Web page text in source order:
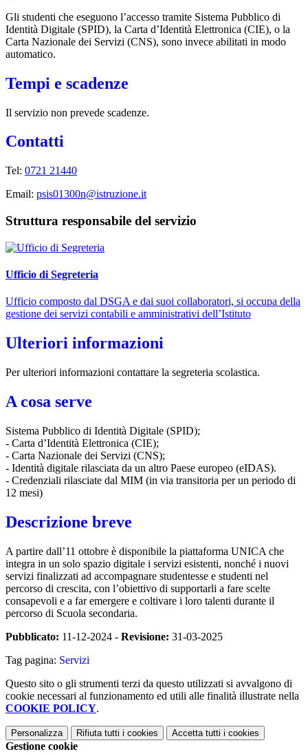
Gli studenti che eseguono l’accesso tramite Sistema Pubblico di
Identità Digitale (SPID), la Carta d’Identità Elettronica (CIE), o la
Carta Nazionale dei Servizi (CNS), sono invece abilitati in modo
automatico.
Tempi e scadenze
Il servizio non prevede scadenze.
Contatti
Tel: 0721 21440
Email: psis01300n@istruzione.it
Struttura responsabile del servizio
Ufficio di Segreteria
Ufficio composto dal DSGA e dai suoi collaboratori, si occupa della
gestione dei servizi contabili e amministrativi dell’Istituto
Ulteriori informazioni
Per ulteriori informazioni contattare la segreteria scolastica.
A cosa serve
Sistema Pubblico di Identità Digitale (SPID);
- Carta d’Identità Elettronica (CIE);
- Carta Nazionale dei Servizi (CNS);
- Identità digitale rilasciata da un altro Paese europeo (eIDAS).
- Credenziali rilasciate dal MIM (in via transitoria per un periodo di
12 mesi)
Descrizione breve
A partire dall’11 ottobre è disponibile la piattaforma UNICA che
integra in un solo spazio digitale i servizi esistenti, nonché i nuovi
servizi finalizzati ad accompagnare studentesse e studenti nel
percorso di crescita, con l’obiettivo di supportarli a fare scelte
consapevoli e a far emergere e coltivare i loro talenti durante il
percorso di Scuola secondaria.
Pubblicato: 11-12-2024 - Revisione: 31-03-2025
Tag pagina: Servizi
Questo sito o gli strumenti terzi da questo utilizzati si avvalgono di
cookie necessari al funzionamento ed utili alle finalità illustrate nella
COOKIE POLICY.
Personalizza Rifiuta tutti i cookies Accetta tutti i cookies
Gestione cookie